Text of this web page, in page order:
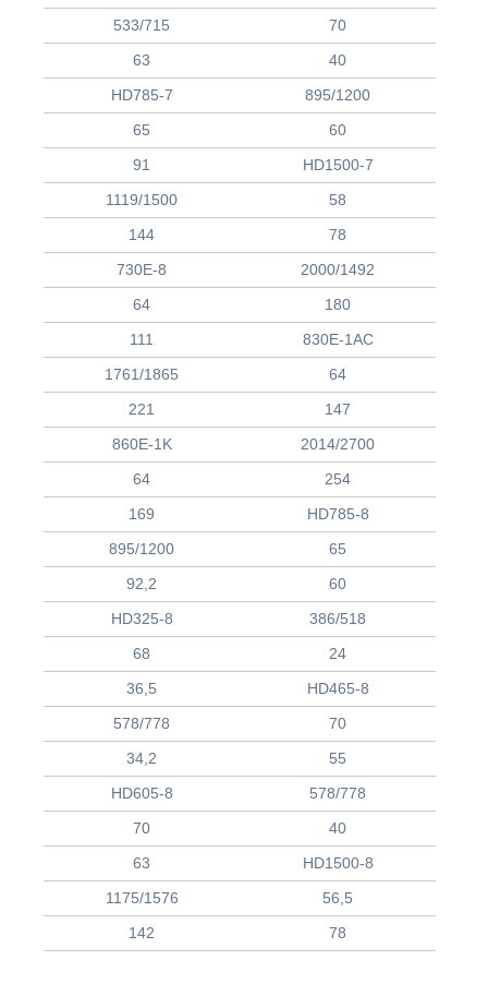
533/715
70
63
40
HD785-7
895/1200
65
60
91
HD1500-7
1119/1500
58
144
78
730E-8
2000/1492
64
180
111
830E-1AC
1761/1865
64
221
147
860E-1K
2014/2700
64
254
169
HD785-8
895/1200
65
92,2
60
HD325-8
386/518
68
24
36,5
HD465-8
578/778
70
34,2
55
HD605-8
578/778
70
40
63
HD1500-8
1175/1576
56,5
142
78